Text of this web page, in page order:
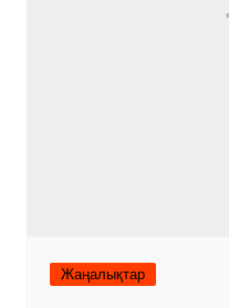
Жаңалықтар